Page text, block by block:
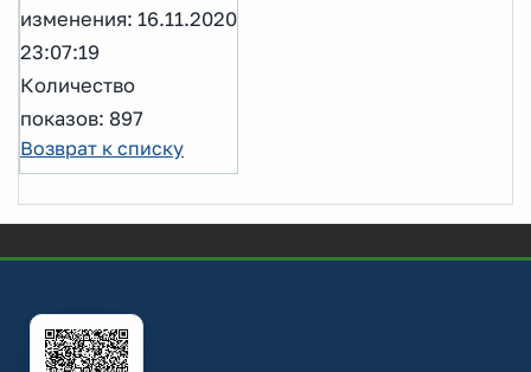
изменения: 16.11.2020
23:07:19
Количество
показов: 897
Возврат к списку